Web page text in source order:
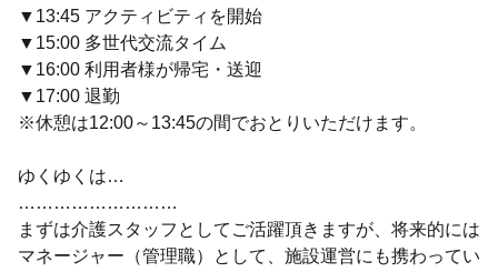
▼13:45 アクティビティを開始
▼15:00 多世代交流タイム
▼16:00 利用者様が帰宅・送迎
▼17:00 退勤
※休憩は12:00～13:45の間でおとりいただけます。
ゆくゆくは…
………………………
まずは介護スタッフとしてご活躍頂きますが、将来的には
マネージャー（管理職）として、施設運営にも携わってい